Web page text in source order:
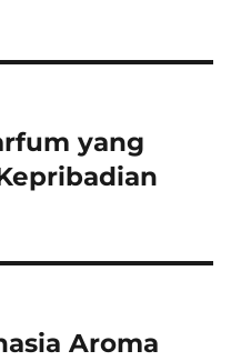
yang
Aroma